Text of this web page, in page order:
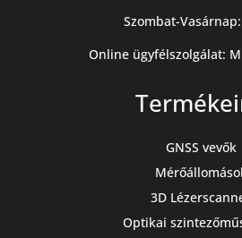
Szombat-
Online ügyfélszolgálat:
GNSS vevők
3D
Optikai